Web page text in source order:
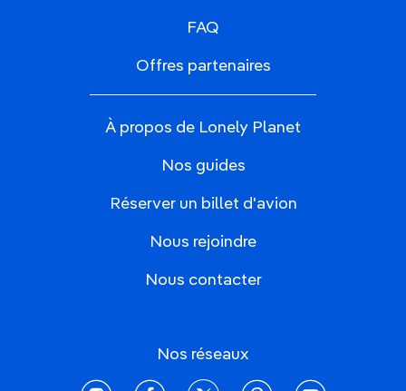
FAQ
Offres partenaires
À propos de Lonely Planet
Nos guides
Réserver un billet d'avion
Nous rejoindre
Nous contacter
Nos réseaux